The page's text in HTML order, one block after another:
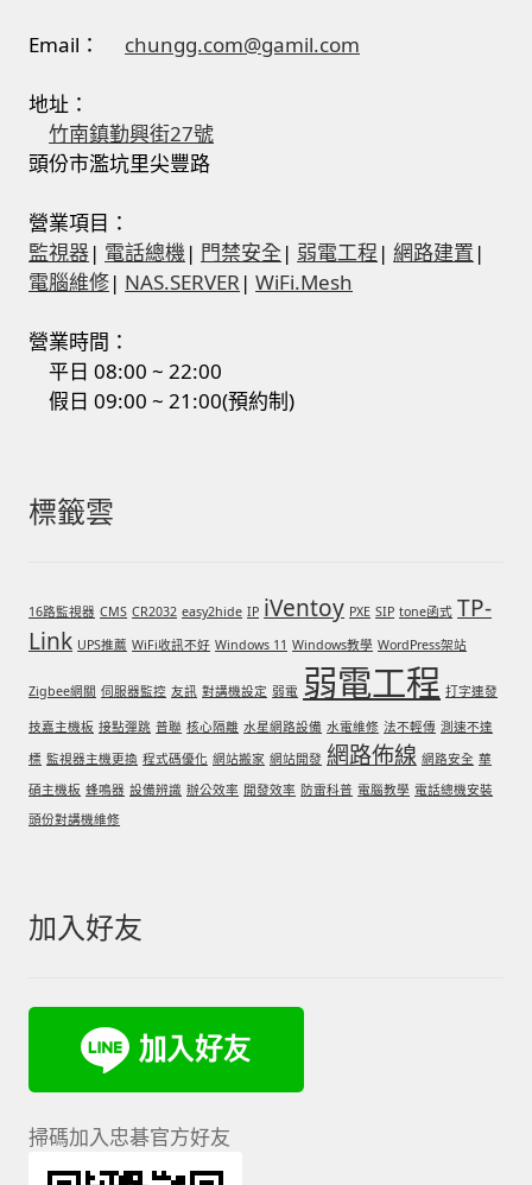
Email： chungg.com@gamil.com
地址：
竹南鎮勤興街27號
頭份市濫坑里尖豐路
營業項目：
監視器| 電話總機| 門禁安全 | 弱電工程 |網路建置 |
電腦維修| NAS.SERVER |WiFi.Mesh
營業時間：
平日 08:00 ~ 22:00
假日 09:00 ~ 21:00(預約制)
標籤雲
16路監視器 CMS CR2032 easy2hide IP iVentoy PXE SIP tone函式 TP-
Link UPS推薦 WiFi收訊不好 Windows 11 Windows教學 WordPress架站
Zigbee網關 伺服器監控 友訊 對講機設定 弱電 弱電工程 打字連發
技嘉主機板 接點彈跳 普聯 核心隔離 水星網路設備 水電維修 法不輕傳 測速不達
標 監視器主機更換 程式碼優化 網站搬家 網站開發 網路佈線 網路安全 華
碩主機板 蜂鳴器 設備辨識 辦公效率 開發效率 防雷科普 電腦教學 電話總機安裝
頭份對講機維修
加入好友
掃碼加入忠碁官方好友